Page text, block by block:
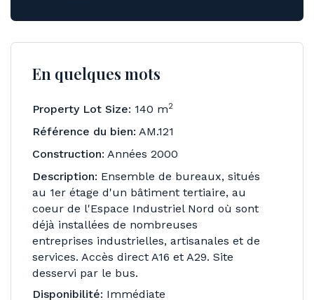
En quelques mots
Property Lot Size: 140 m2
Référence du bien: AM.121
Construction: Années 2000
Description: Ensemble de bureaux, situés
au 1er étage d'un bâtiment tertiaire, au
coeur de l'Espace Industriel Nord où sont
déjà installées de nombreuses
entreprises industrielles, artisanales et de
services. Accès direct A16 et A29. Site
desservi par le bus.
Disponibilité: Immédiate